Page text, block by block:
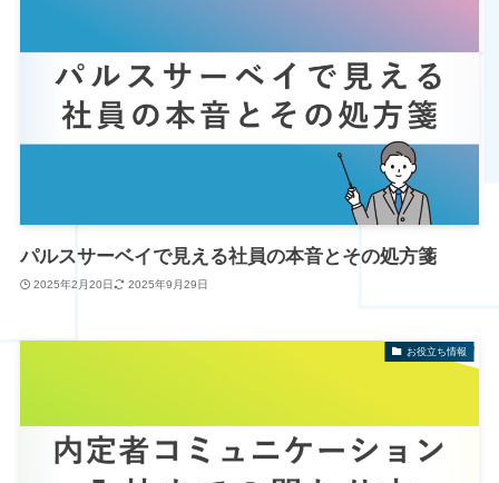
パルスサーベイで見える社員の本音とその処方箋
2025年2月20日 2025年9月29日
お役立ち情報